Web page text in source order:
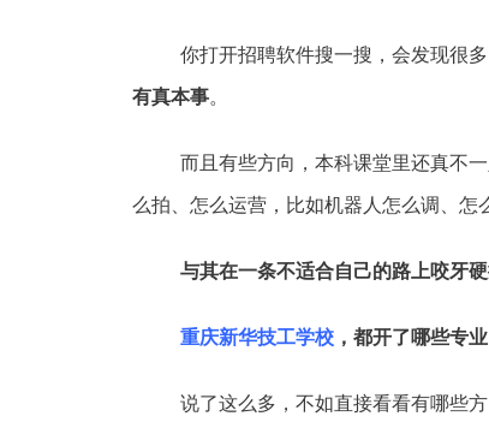
你打开招聘软件搜一搜，会发现很
有真本事。
而且有些方向，本科课堂里还真不
么拍、怎么运营，比如机器人怎么调、怎
与其在一条不适合自己的路上咬牙
重庆新华技工学校 ，都开了哪些专业
说了这么多，不如直接看看有哪些